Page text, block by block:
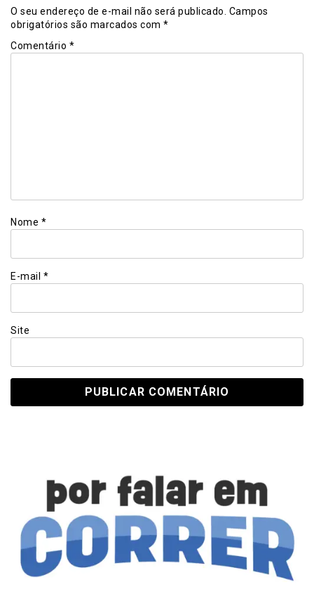
O seu endereço de e-mail não será publicado. Campos
obrigatórios são marcados com *
Comentário *
Nome *
E-mail *
Site